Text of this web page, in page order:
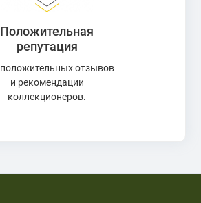
Положительная
репутация
положительных отзывов
и рекомендации
коллекционеров.